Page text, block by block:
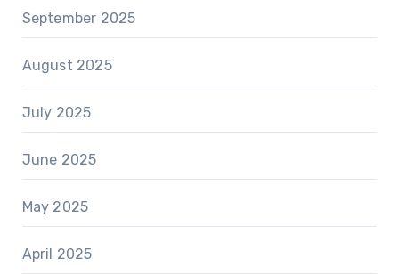
September 2025
August 2025
July 2025
June 2025
May 2025
April 2025